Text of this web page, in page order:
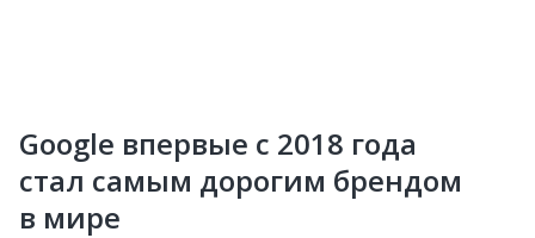
Google впервые с 2018 года
стал самым дорогим брендом
в мире